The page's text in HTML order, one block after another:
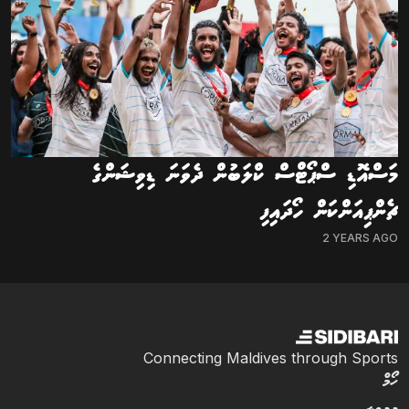
މަސްއޮޑި ސްޕޯޓްސް ކްލަބުން ދެވަނަ ޑިވިޝަންގެ
ޗެންޕިއަންކަން ހޯދައިފި
2 YEARS AGO
Connecting Maldives through Sports
ހޯމް